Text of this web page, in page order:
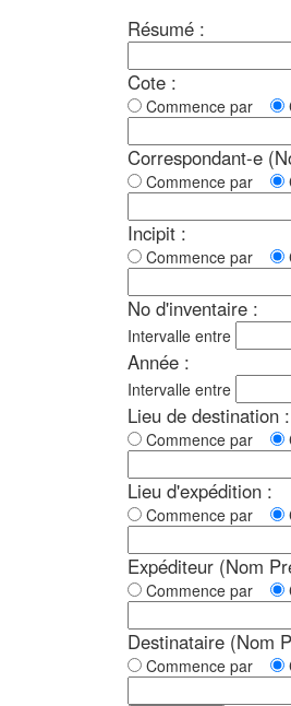
Résumé :
Cote :
Commence par
Correspondant-e
Commence par
Incipit :
Commence par
No d'inventaire :
Intervalle entre
Année :
Intervalle entre
Lieu de destination :
Commence par
Lieu d'expédition :
Commence par
Expéditeur (Nom
Commence par
Destinataire (Nom
Commence par